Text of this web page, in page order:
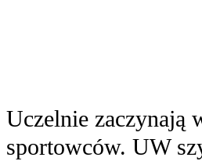
Uczelnie zaczynają
sportowców. UW